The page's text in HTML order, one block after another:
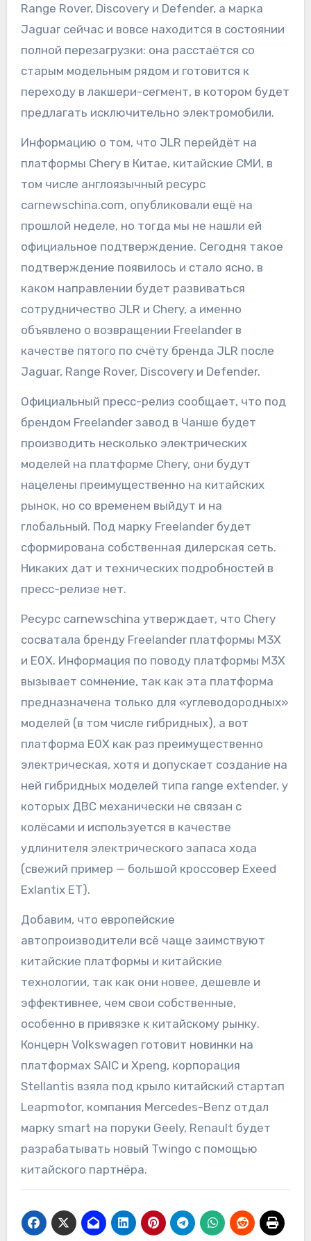
Range Rover, Discovery и Defender, а марка
Jaguar сейчас и вовсе находится в состоянии
полной перезагрузки: она расстаётся со
старым модельным рядом и готовится к
переходу в лакшери-сегмент, в котором будет
предлагать исключительно электромобили.
Информацию о том, что JLR перейдёт на
платформы Chery в Китае, китайские СМИ, в
том числе англоязычный ресурс
carnewschina.com, опубликовали ещё на
прошлой неделе, но тогда мы не нашли ей
официальное подтверждение. Сегодня такое
подтверждение появилось и стало ясно, в
каком направлении будет развиваться
сотрудничество JLR и Chery, а именно
объявлено о возвращении Freelander в
качестве пятого по счёту бренда JLR после
Jaguar, Range Rover, Discovery и Defender.
Официальный пресс-релиз сообщает, что под
брендом Freelander завод в Чанше будет
производить несколько электрических
моделей на платформе Chery, они будут
нацелены преимущественно на китайских
рынок, но со временем выйдут и на
глобальный. Под марку Freelander будет
сформирована собственная дилерская сеть.
Никаких дат и технических подробностей в
пресс-релизе нет.
Ресурс carnewschina утверждает, что Chery
сосватала бренду Freelander платформы M3X
и E0X. Информация по поводу платформы M3X
вызывает сомнение, так как эта платформа
предназначена только для «углеводородных»
моделей (в том числе гибридных), а вот
платформа E0X как раз преимущественно
электрическая, хотя и допускает создание на
ней гибридных моделей типа range extender, у
которых ДВС механически не связан с
колёсами и используется в качестве
удлинителя электрического запаса хода
(свежий пример — большой кроссовер Exeed
Exlantix ET).
Добавим, что европейские
автопроизводители всё чаще заимствуют
китайские платформы и китайские
технологии, так как они новее, дешевле и
эффективнее, чем свои собственные,
особенно в привязке к китайскому рынку.
Концерн Volkswagen готовит новинки на
платформах SAIC и Xpeng, корпорация
Stellantis взяла под крыло китайский стартап
Leapmotor, компания Mercedes-Benz отдал
марку smart на поруки Geely, Renault будет
разрабатывать новый Twingo с помощью
китайского партнёра.